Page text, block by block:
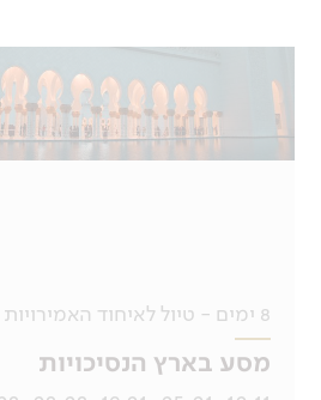
8 ימים - טיול לאיחוד האמירויות
מסע בארץ הנסיכויות